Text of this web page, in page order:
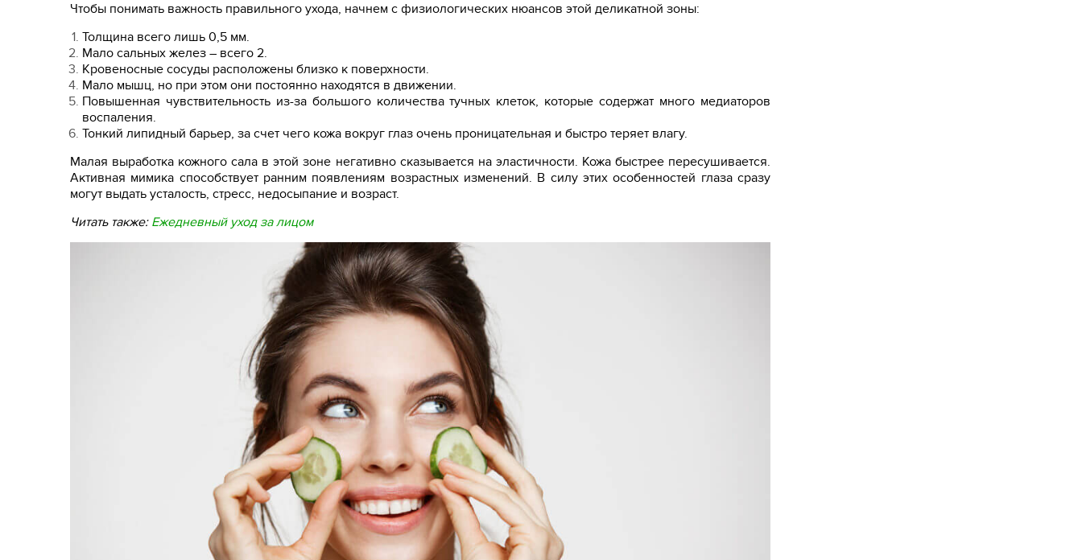
Чтобы понимать важность правильного ухода, начнем с физиологических нюансов этой деликатной зоны:
Толщина всего лишь 0,5 мм.
Мало сальных желез – всего 2.
Кровеносные сосуды расположены близко к поверхности.
Мало мышц, но при этом они постоянно находятся в движении.
Повышенная чувствительность из-за большого количества тучных клеток, которые содержат много медиаторов
воспаления.
Тонкий липидный барьер, за счет чего кожа вокруг глаз очень проницательная и быстро теряет влагу.
Малая выработка кожного сала в этой зоне негативно сказывается на эластичности. Кожа быстрее пересушивается.
Активная мимика способствует ранним появлениям возрастных изменений. В силу этих особенностей глаза сразу
могут выдать усталость, стресс, недосыпание и возраст.
Читать также: Ежедневный уход за лицом